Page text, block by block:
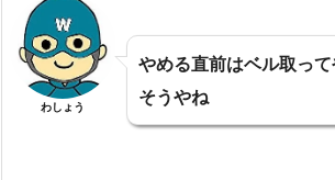
わしょう
やめる直前はベル取っ
そうやね